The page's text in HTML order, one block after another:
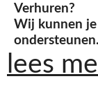
Verhuren?
Wij kunnen
ondersteunen.
lees